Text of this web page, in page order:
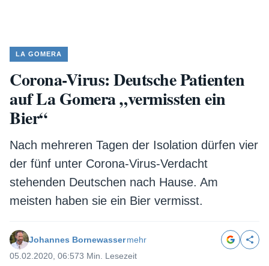
LA GOMERA
Corona-Virus: Deutsche Patienten
auf La Gomera „vermissten ein
Bier“
Nach mehreren Tagen der Isolation dürfen vier
der fünf unter Corona-Virus-Verdacht
stehenden Deutschen nach Hause. Am
meisten haben sie ein Bier vermisst.
Johannes Bornewassermehr
05.02.2020, 06:573 Min. Lesezeit